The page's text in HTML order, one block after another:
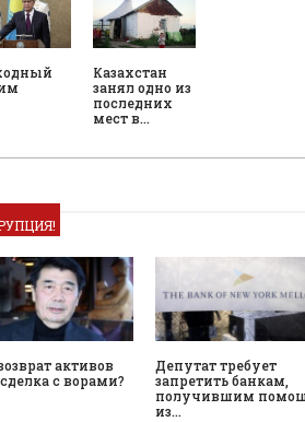
Казахстан
занял одно из
последних
мест в…
активов
с ворами?
Депутат требует
запретить банкам,
получившим
из…